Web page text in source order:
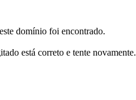
domínio foi encontrado.
está correto e tente novamente.